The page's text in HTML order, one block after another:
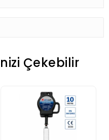
Çekebilir